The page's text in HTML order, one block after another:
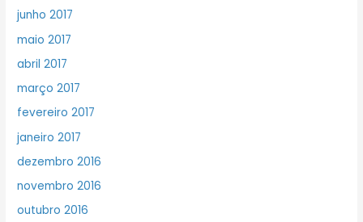
junho 2017
maio 2017
abril 2017
março 2017
fevereiro 2017
janeiro 2017
dezembro 2016
novembro 2016
outubro 2016